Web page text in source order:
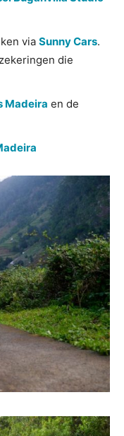
via Sunny Cars.
die
Madeira en de